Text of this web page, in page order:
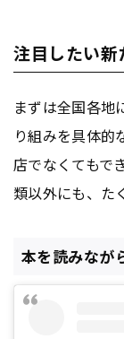
注目したい
まずは全国各地
り組みを具体的
店でなくてもで
類以外にも、た
本を読みなが